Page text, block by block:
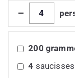
–
200
4